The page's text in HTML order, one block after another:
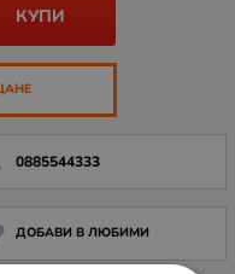
КУПИ
0885544333
ДОБАВИ В ЛЮБИМИ